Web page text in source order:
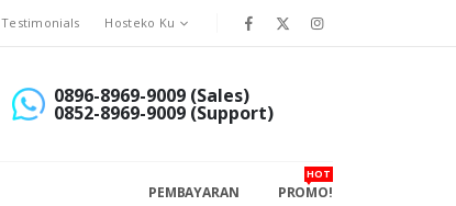
Testimonials Hosteko Ku
0896-8969-9009 (Sales)
0852-8969-9009 (Support)
PEMBAYARAN PROMO!
HOT